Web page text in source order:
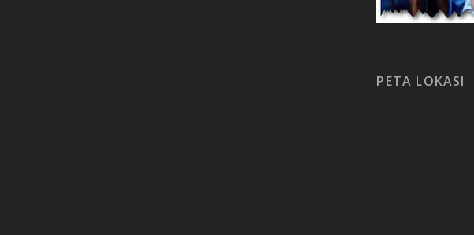
PETA LOKASI